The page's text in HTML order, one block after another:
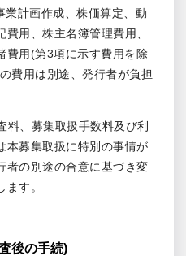
計画作成、株価算定、動
用、株主名簿管理費用、
費用(第3項に示す費用を除
費用は別途、発行者が負担
、募集取扱手数料及び利
本募集取扱に特別の事情が
者の別途の合意に基づき変
す。
後の手続)